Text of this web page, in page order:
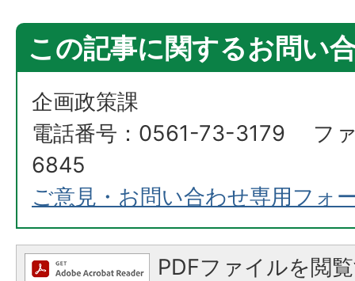
この記事に関するお問い
企画政策課
電話番号：0561-73-3179 フ
6845
ご意見・お問い合わせ専用フォ
PDFファイルを閲